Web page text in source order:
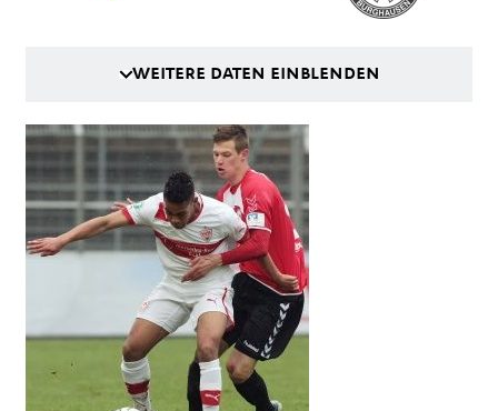
WEITERE DATEN EINBLENDEN